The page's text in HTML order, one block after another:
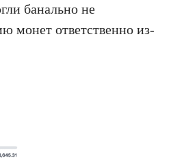
банально не
монет ответственно из-